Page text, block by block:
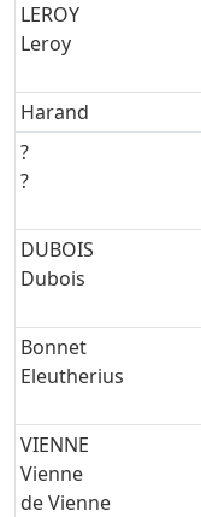
LEROY
Leroy
Harand
?
?
DUBOIS
Dubois
Bonnet
Eleutherius
VIENNE
Vienne
de Vienne